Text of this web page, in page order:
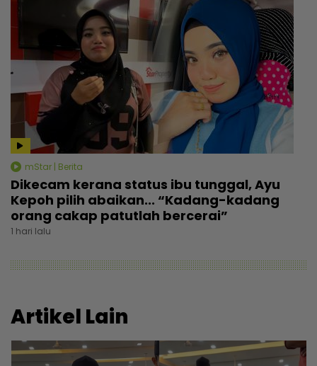
mStar | Berita
Dikecam kerana status ibu tunggal, Ayu
Kepoh pilih abaikan... “Kadang-kadang
orang cakap patutlah bercerai”
1 hari lalu
Artikel Lain